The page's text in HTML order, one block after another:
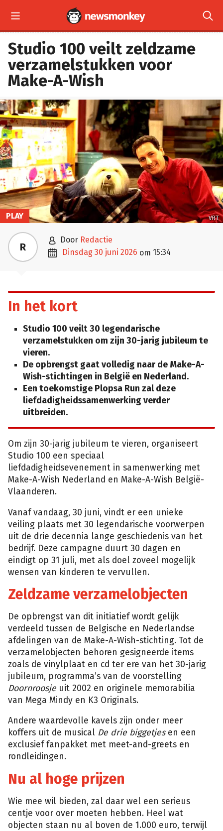
 
Studio 100 veilt zeldzame
verzamelstukken voor
Make-A-Wish
VRT
PLAY
R  door Redactie
 dinsdag 30 juni 2026 om 15:34
In het kort
Studio 100 veilt 30 legendarische
verzamelstukken om zijn 30-jarig jubileum te
vieren.
De opbrengst gaat volledig naar de Make-A-
Wish-stichtingen in België en Nederland.
Een toekomstige Plopsa Run zal deze
liefdadigheidssamenwerking verder
uitbreiden.
Om zijn 30-jarig jubileum te vieren, organiseert
Studio 100 een speciaal
liefdadigheidsevenement in samenwerking met
Make-A-Wish Nederland en Make-A-Wish België-
Vlaanderen.
Vanaf vandaag, 30 juni, vindt er een unieke
veiling plaats met 30 legendarische voorwerpen
uit de drie decennia lange geschiedenis van het
bedrijf. Deze campagne duurt 30 dagen en
eindigt op 31 juli, met als doel zoveel mogelijk
wensen van kinderen te vervullen.
Zeldzame verzamelobjecten
De opbrengst van dit initiatief wordt gelijk
verdeeld tussen de Belgische en Nederlandse
afdelingen van de Make-A-Wish-stichting. Tot de
verzamelobjecten behoren gesigneerde items
zoals de vinylplaat en cd ter ere van het 30-jarig
jubileum, programma’s van de voorstelling
Doornroosjeuit 2002 en originele memorabilia
van Mega Mindy en K3 Originals.
Andere waardevolle kavels zijn onder meer
koffers uit de musical De drie biggetjesen een
exclusief fanpakket met meet-and-greets en
rondleidingen.
Nu al hoge prijzen
Wie mee wil bieden, zal daar wel een serieus
centje voor over moeten hebben. Heel wat
objecten staan nu al boven de 1.000 euro, terwijl